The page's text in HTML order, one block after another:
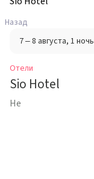
Назад
7 – 8 августа, 1 ночь
Отели
Sio Hotel
Не